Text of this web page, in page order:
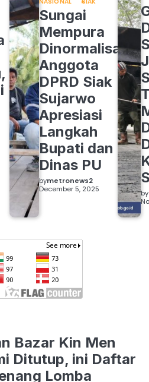
Sungai
Mempura
Dinormalisasi,
Anggota
DPRD Siak
Sujarwo
Apresiasi
Langkah
Bupati dan
Dinas PU
bymetronews2
December 5, 2025
by
Bazar Kin Men
Ditutup, ini Daftar
Lomba